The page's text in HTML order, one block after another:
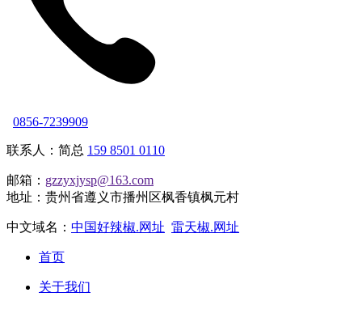
0856-7239909
联系人：简总 159 8501 0110
邮箱： gzzyxjysp@163.com
地址：贵州省遵义市播州区枫香镇枫元村
中文域名： 中国好辣椒.网址 雷天椒.网址
首页
关于我们